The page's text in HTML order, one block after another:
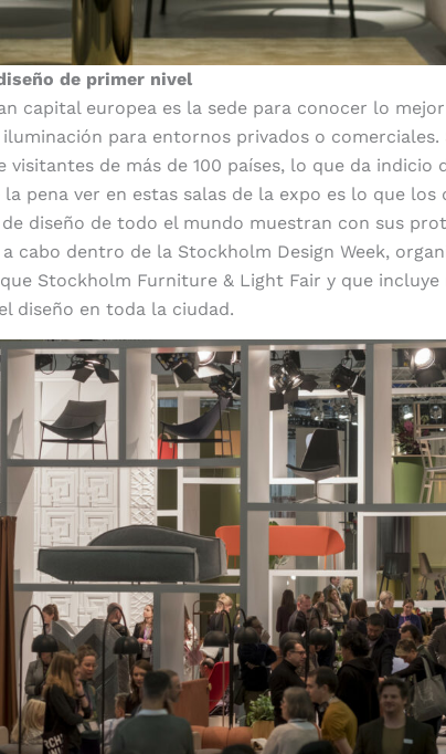
de primer nivel
capital europea es la sede para conocer lo
para entornos privados o comerciales.
visitantes de más de 100 países, lo que da indicio
pena ver en estas salas de la expo es lo que los
diseño de todo el mundo muestran con sus
cabo dentro de la Stockholm Design Week,
Stockholm Furniture & Light Fair y que incluye
diseño en toda la ciudad.